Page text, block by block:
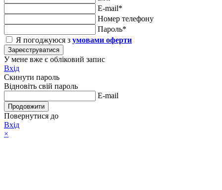
E-mail*
Номер телефону
Пароль*
Я погоджуюся з умовами оферти
Зареєструватися
У мене вже є обліковий запис
Вхід
Скинути пароль
Відновіть свій пароль
E-mail
Продовжити
Повернутися до
Вхід
×